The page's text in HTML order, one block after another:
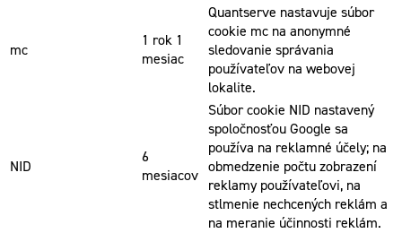
mc
1 rok 1
mesiac
Quantserve nastavuje súbor
cookie mc na anonymné
sledovanie správania
používateľov na webovej
lokalite.
NID
6
mesiacov
Súbor cookie NID nastavený
spoločnosťou Google sa
používa na reklamné účely; na
obmedzenie počtu zobrazení
reklamy používateľovi, na
stlmenie nechcených reklám a
na meranie účinnosti reklám.